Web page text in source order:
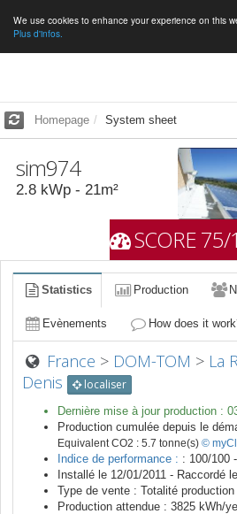
We use cookies to enhance your experience on this
Plus d'infos.
Homepage System sheet
sim974
2.8 kWp - 21m²
SCORE
Statistics Production
Evènements How does it
France > DOM-TOM > La
Denis
localiser
Dernière mise à jour production :
Production cumulée depuis le
Equivalent CO2 : 5.7 tonne(s) ©
Indice de performance : : 100/100
Installé le 12/01/2011 - Raccordé le
Type de vente : Totalité production
Production attendue : 3825 kWh/